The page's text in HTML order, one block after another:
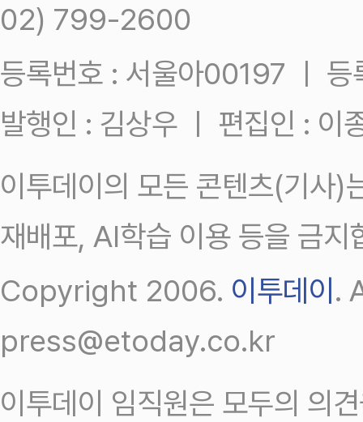
02) 799-2600
등록번호 : 서울아00197 ㅣ
발행인 : 김상우 ㅣ 편집인 : 이
이투데이의 모든 콘텐츠(기사)
재배포, AI학습 이용 등을 금지
Copyright 2006. 이투데이.
press@etoday.co.kr
이투데이 임직원은 모두의 의